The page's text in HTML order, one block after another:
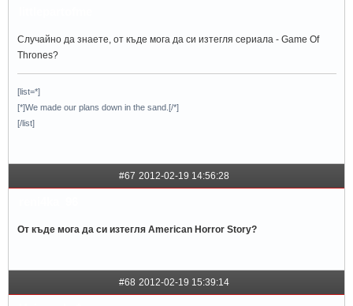
Случайно да знаете, от къде мога да си изтегля сериала - Game Of
Thrones?
[list=*]
[*]We made our plans down in the sand.[/*]
[/list]
#67 2012-02-19 14:56:28
От къде мога да си изтегля American Horror Story?
#68 2012-02-19 15:39:14